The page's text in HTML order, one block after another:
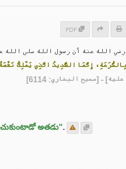
PDF
الله عنه أن رسول الله صلى الله
إِنَّمَا الشَّدِيدُ الَّذِي يَمْلِكُ
- [صحيح البخاري: 6114]
అతడు".